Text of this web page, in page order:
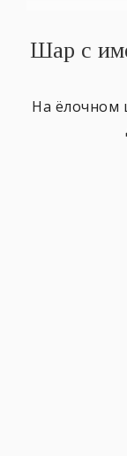
Шар с
На ёлочном